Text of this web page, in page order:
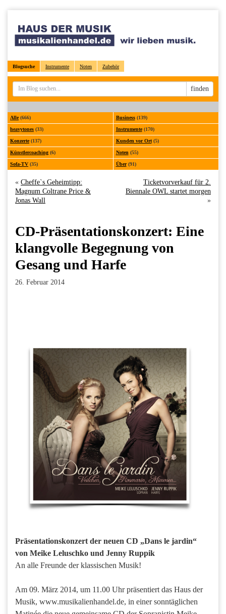
Blogsuche Instrumente Noten Zubehör
Sucheingabe
finden
Alle(666) Business(139)
heavytones (33) Instrumente(170)
Konzerte(137) Kunden vor Ort(5)
Künstlercoaching (6) Noten (55)
Sofa-TV (35) Über(91)
« Cheffe`s Geheimtipp:
Magnum Coltrane Price &
Jonas Wall
Ticketvorverkauf für 2.
Biennale OWL startet morgen
»
CD-Präsentationskonzert: Eine
klangvolle Begegnung von
Gesang und Harfe
26. Februar 2014
Präsentationskonzert der neuen CD „Dans le jardin“
von Meike Leluschko und Jenny Ruppik
An alle Freunde der klassischen Musik!
Am 09. März 2014, um 11.00 Uhr präsentiert das Haus der
Musik, www.musikalienhandel.de, in einer sonntäglichen